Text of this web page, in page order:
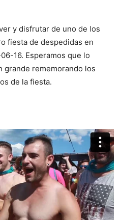
y disfrutar de uno de los
fiesta de despedidas en
16. Esperamos que lo
grande rememorando los
de la fiesta.